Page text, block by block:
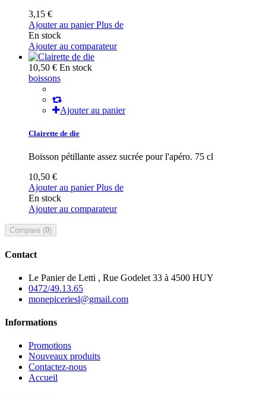
3,15 €
Ajouter au panierPlus de
En stock
Ajouter au comparateur
10,50 € En stock
boissons
Ajouter au panier
Clairette de die
Boisson pétillante assez sucrée pour l'apéro. 75 cl
10,50 €
Ajouter au panierPlus de
En stock
Ajouter au comparateur
Compare (0)
Contact
Le Panier de Letti , Rue Godelet 33 à 4500 HUY
0472/49.13.65
monepiceriesl@gmail.com
Informations
Promotions
Nouveaux produits
Contactez-nous
Accueil